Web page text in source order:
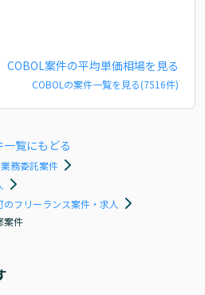
COBOL案件の平均単価相場を見る
COBOL の案件一覧を見る(7516件)
一覧にもどる
務委託案件
フリーランス案件・求人
案件